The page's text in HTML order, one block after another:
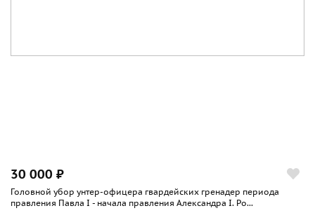
30 000 ₽
Головной убор унтер-офицера гвардейских гренадер периода
правления Павла I - начала правления Александра I. Ро...